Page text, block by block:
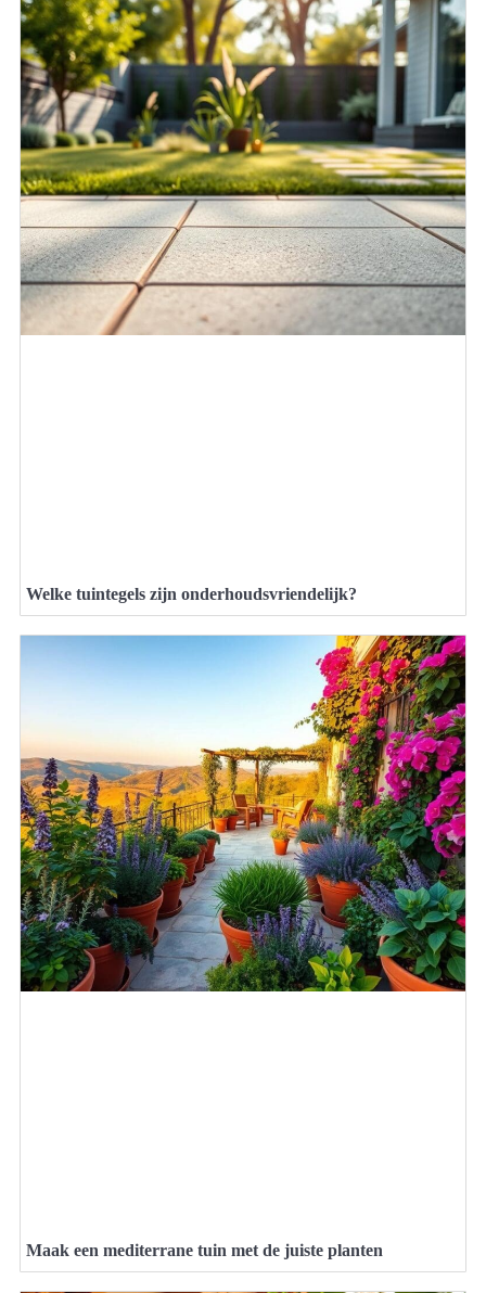
Welke tuintegels zijn onderhoudsvriendelijk?
Maak een mediterrane tuin met de juiste planten